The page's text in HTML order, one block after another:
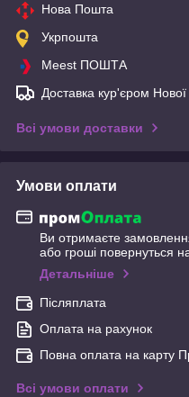
Нова Пошта
Укрпошта
Meest ПОШТА
Доставка кур'єром
Всі умови доставки
Умови оплати
Ви отримаєте
або гроші повернуться
Детальніше
Післяплата
Оплата на рахунок
Повна оплата на карту
Всі умови оплати